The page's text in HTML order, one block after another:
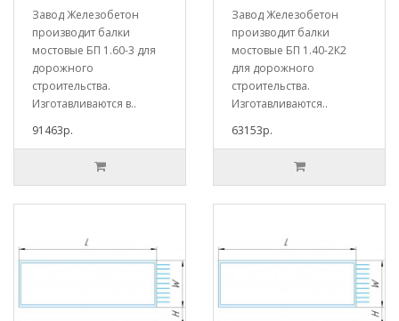
Завод Железобетон
производит балки
мостовые БП 1.60-3 для
дорожного
строительства.
Изготавливаются в..
91463р.
Завод Железобетон
производит балки
мостовые БП 1.40-2К2
для дорожного
строительства.
Изготавливаются..
63153р.